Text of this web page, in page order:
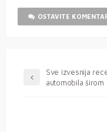
OSTAVITE
Sve izvesnija
automobila širom